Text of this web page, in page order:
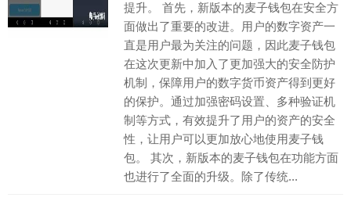
提升。 首先，新版本的麦子钱包在安全方
面做出了重要的改进。用户的数字资产一
直是用户最为关注的问题，因此麦子钱包
在这次更新中加入了更加强大的安全防护
机制，保障用户的数字货币资产得到更好
的保护。通过加强密码设置、多种验证机
制等方式，有效提升了用户的资产的安全
性，让用户可以更加放心地使用麦子钱
包。 其次，新版本的麦子钱包在功能方面
也进行了全面的升级。除了传统...